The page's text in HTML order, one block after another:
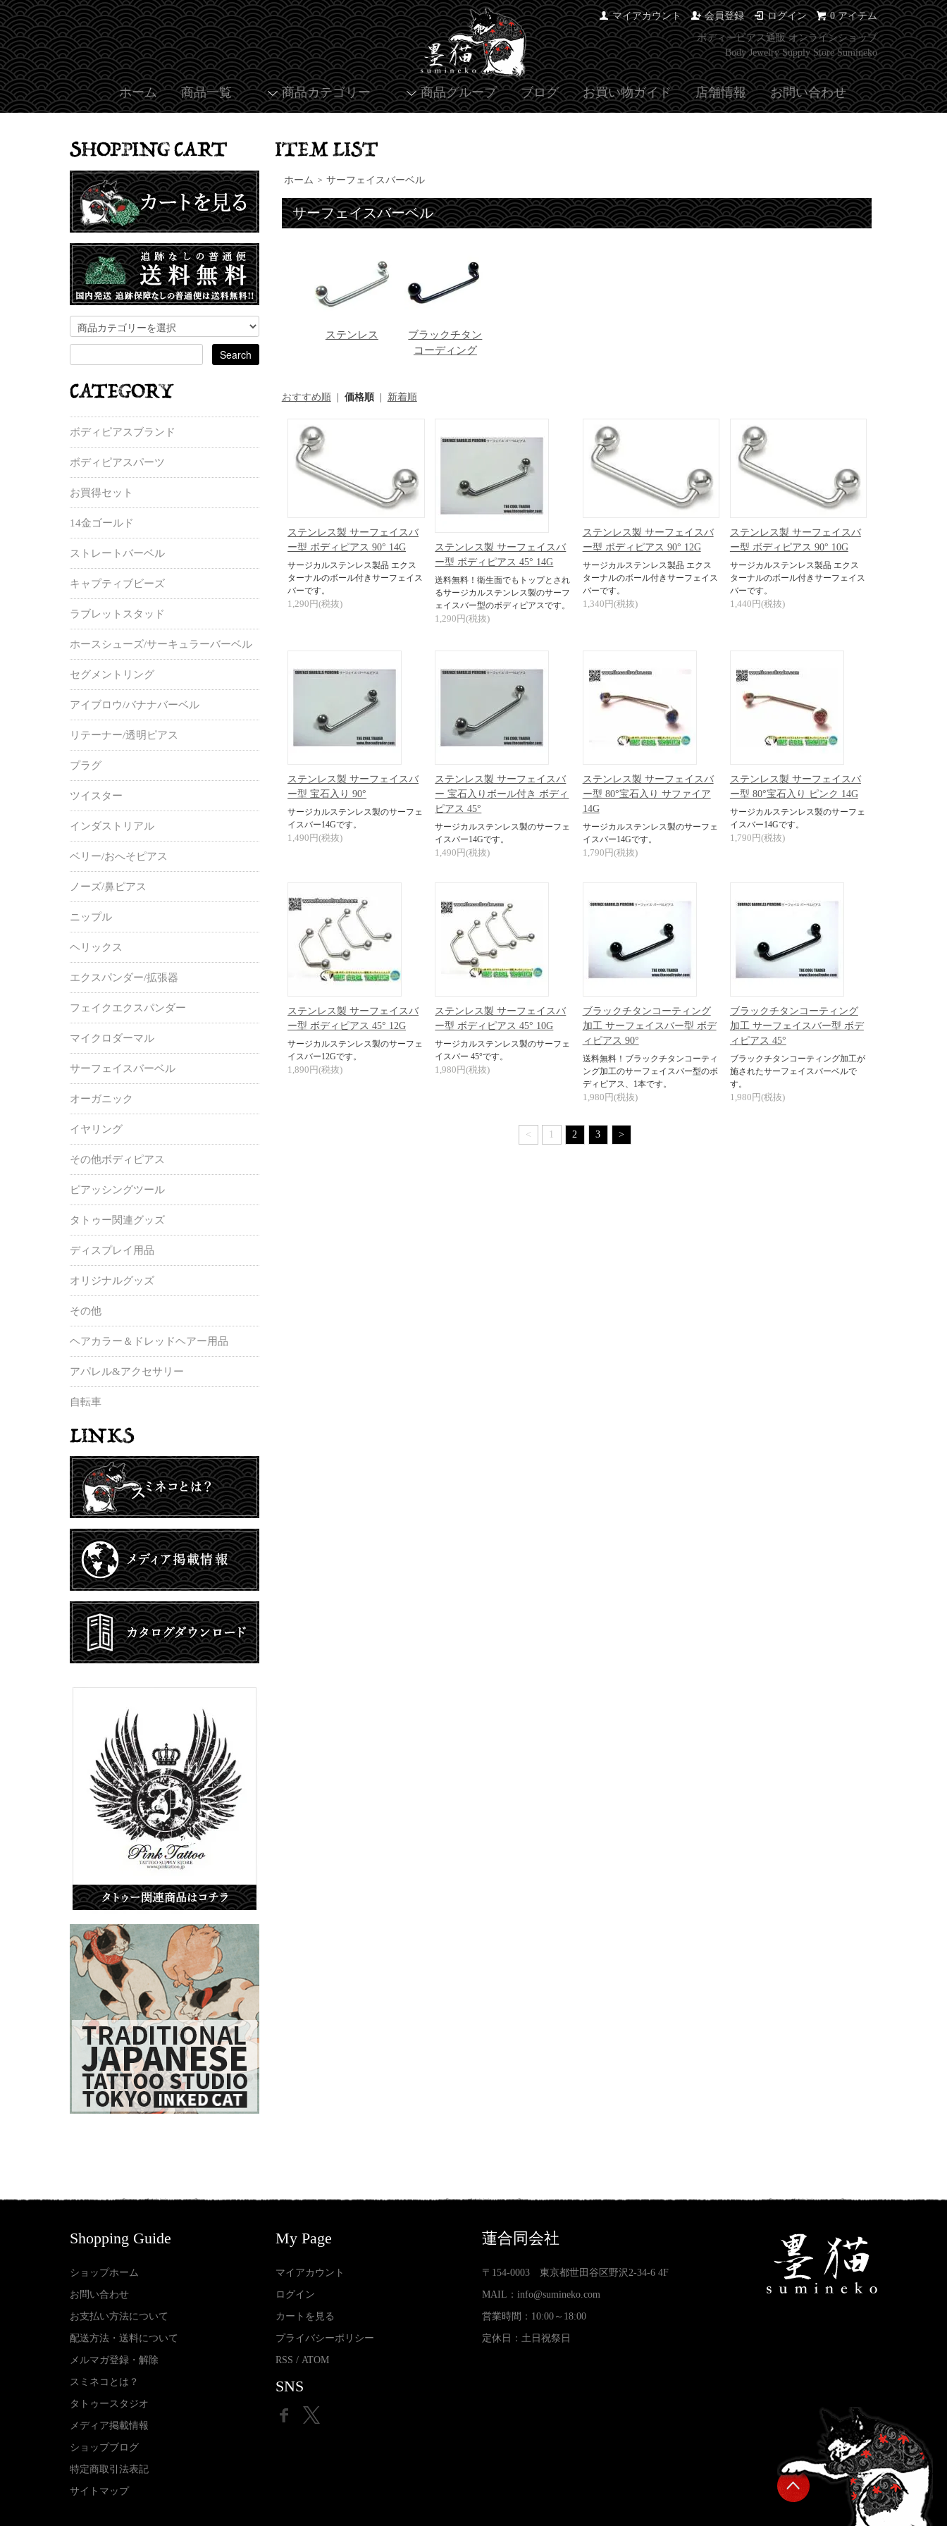
マイアカウント 会員登録 ログイン 0 アイテム
ボディーピアス通販 オンラインショップ
Body Jewelry Supply Store Sumineko
ホーム 商品一覧 商品カテゴリー 商品グループ ブログ お買い物ガイド 店舗情報 お問い合わせ
ホーム > サーフェイスバーベル
サーフェイスバーベル
ステンレス
ブラックチタン
コーディング
おすすめ順| 価格順| 新着順
ステンレス製 サーフェイスバ
ー型 ボディピアス 90° 14G
サージカルステンレス製品 エクス
ターナルのボール付きサーフェイス
バーです。
1,290円(税抜)
ステンレス製 サーフェイスバ
ー型 ボディピアス 45° 14G
送料無料！衛生面でもトップとされ
るサージカルステンレス製のサーフ
ェイスバー型のボディピアスです。
1,290円(税抜)
ステンレス製 サーフェイスバ
ー型 ボディピアス 90° 12G
サージカルステンレス製品 エクス
ターナルのボール付きサーフェイス
バーです。
1,340円(税抜)
ステンレス製 サーフェイスバ
ー型 ボディピアス 90° 10G
サージカルステンレス製品 エクス
ターナルのボール付きサーフェイス
バーです。
1,440円(税抜)
ステンレス製 サーフェイスバ
ー型 宝石入り 90°
サージカルステンレス製のサーフェ
イスバー14Gです。
1,490円(税抜)
ステンレス製 サーフェイスバ
ー 宝石入りボール付き ボディ
ピアス 45°
サージカルステンレス製のサーフェ
イスバー14Gです。
1,490円(税抜)
ステンレス製 サーフェイスバ
ー型 80°宝石入り サファイア
14G
サージカルステンレス製のサーフェ
イスバー14Gです。
1,790円(税抜)
ステンレス製 サーフェイスバ
ー型 80°宝石入り ピンク 14G
サージカルステンレス製のサーフェ
イスバー14Gです。
1,790円(税抜)
ステンレス製 サーフェイスバ
ー型 ボディピアス 45° 12G
サージカルステンレス製のサーフェ
イスバー12Gです。
1,890円(税抜)
ステンレス製 サーフェイスバ
ー型 ボディピアス 45° 10G
サージカルステンレス製のサーフェ
イスバー 45°です。
1,980円(税抜)
ブラックチタンコーティング
加工 サーフェイスバー型 ボデ
ィピアス 90°
送料無料！ブラックチタンコーティ
ング加工のサーフェイスバー型のボ
ディピアス、1本です。
1,980円(税抜)
ブラックチタンコーティング
加工 サーフェイスバー型 ボデ
ィピアス 45°
ブラックチタンコーティング加工が
施されたサーフェイスバーベルで
す。
1,980円(税抜)
< 1 2 3 >
ボディピアスブランド
ボディピアスパーツ
お買得セット
14金ゴールド
ストレートバーベル
キャプティブビーズ
ラブレットスタッド
ホースシューズ/サーキュラーバーベル
セグメントリング
アイブロウ/バナナバーベル
リテーナー/透明ピアス
プラグ
ツイスター
インダストリアル
ベリー/おへそピアス
ノーズ/鼻ピアス
ニップル
ヘリックス
エクスパンダー/拡張器
フェイクエクスパンダー
マイクロダーマル
サーフェイスバーベル
オーガニック
イヤリング
その他ボディピアス
ピアッシングツール
タトゥー関連グッズ
ディスプレイ用品
オリジナルグッズ
その他
ヘアカラー＆ドレッドヘアー用品
アパレル&アクセサリー
自転車
Shopping Guide
ショップホーム
お問い合わせ
お支払い方法について
配送方法・送料について
メルマガ登録・解除
スミネコとは？
タトゥースタジオ
メディア掲載情報
ショップブログ
特定商取引法表記
サイトマップ
My Page
マイアカウント
ログイン
カートを見る
プライバシーポリシー
RSS /ATOM
SNS
蓮合同会社
〒154-0003 東京都世田谷区野沢2-34-6 4F
MAIL： info@sumineko.com
営業時間：10:00～18:00
定休日：土日祝祭日